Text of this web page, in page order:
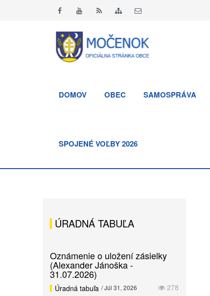
DOMOV OBEC SAMOSPRÁVA
SPOJENÉ VOĽBY 2026
ÚRADNÁ TABUĽA
Oznámenie o uložení zásielky
(Alexander Jánoška -
31.07.2026)
278
Úradná tabuľa / Júl 31, 2026